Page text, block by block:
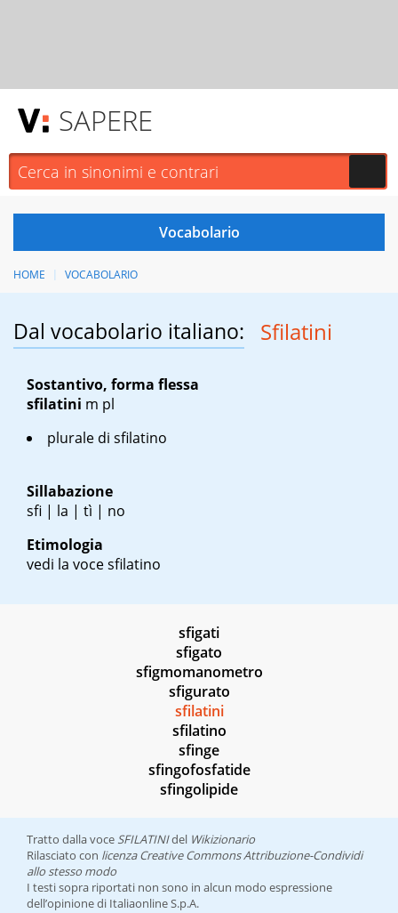
SAPERE
HOME VOCABOLARIO
Dal vocabolario italiano: Sfilatini
Sostantivo, forma flessa
sfilatini m pl
plurale di sfilatino
Sillabazione
sfi | la | tì | no
Etimologia
vedi la voce sfilatino
sfigati
sfigato
sfigmomanometro
sfigurato
sfilatini
sfilatino
sfinge
sfingofosfatide
sfingolipide
Tratto dalla voce SFILATINIdel Wikizionario
Rilasciato con licenza Creative Commons Attribuzione-Condividi
allo stesso modo
I testi sopra riportati non sono in alcun modo espressione
dell’opinione di Italiaonline S.p.A.